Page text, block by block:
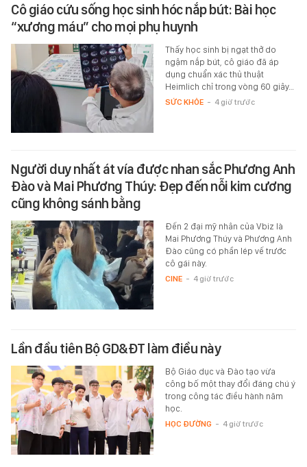
Cô giáo cứu sống học sinh hóc nắp bút: Bài học
“xương máu” cho mọi phụ huynh
Thấy học sinh bị ngạt thở do
ngậm nắp bút, cô giáo đã áp
dụng chuẩn xác thủ thuật
Heimlich chỉ trong vòng 60 giây…
SỨC KHỎE - 4 giờ trước
Người duy nhất át vía được nhan sắc Phương Anh
Đào và Mai Phương Thúy: Đẹp đến nỗi kim cương
cũng không sánh bằng
Đến 2 đại mỹ nhân của Vbiz là
Mai Phương Thúy và Phương Anh
Đào cũng có phần lép vế trước
cô gái này.
CINE - 4 giờ trước
Lần đầu tiên Bộ GD&ĐT làm điều này
Bộ Giáo dục và Đào tạo vừa
công bố một thay đổi đáng chú ý
trong công tác điều hành năm
học.
HỌC ĐƯỜNG - 4 giờ trước